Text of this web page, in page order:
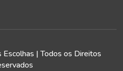
| Todos os Direitos